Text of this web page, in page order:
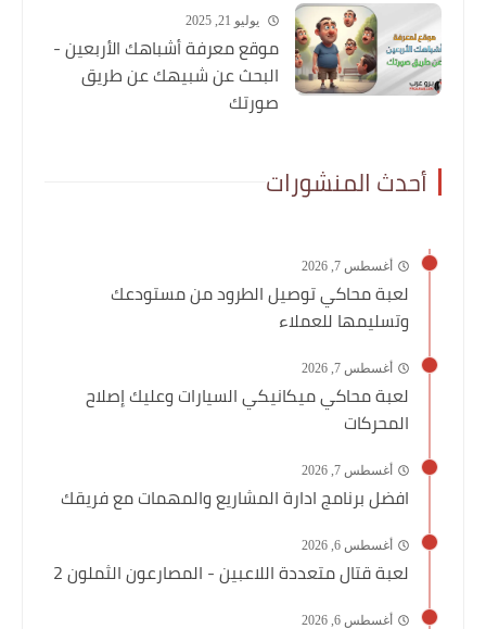
يوليو 21, 2025
موقع معرفة أشباهك الأربعين -
البحث عن شبيهك عن طريق
صورتك
أحدث المنشورات
أغسطس 7, 2026
لعبة محاكي توصيل الطرود من مستودعك
وتسليمها للعملاء
أغسطس 7, 2026
لعبة محاكي ميكانيكي السيارات وعليك إصلاح
المحركات
أغسطس 7, 2026
افضل برنامج ادارة المشاريع والمهمات مع فريقك
أغسطس 6, 2026
لعبة قتال متعددة اللاعبين - المصارعون الثملون 2
أغسطس 6, 2026